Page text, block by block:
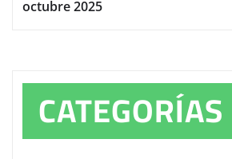
octubre 2025
CATEGORÍAS